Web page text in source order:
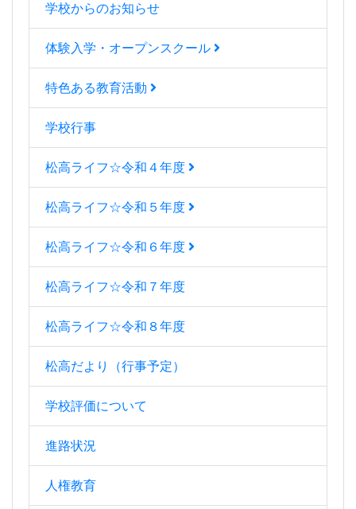
学校からのお知らせ
体験入学・オープンスクール
特色ある教育活動
学校行事
松高ライフ☆令和４年度
松高ライフ☆令和５年度
松高ライフ☆令和６年度
松高ライフ☆令和７年度
松高ライフ☆令和８年度
松高だより（行事予定）
学校評価について
進路状況
人権教育